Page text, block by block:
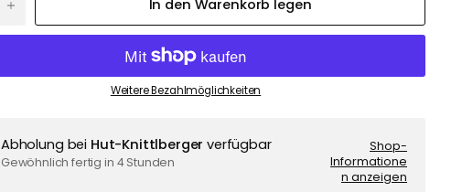
In den Warenkorb legen
Weitere Bezahlmöglichkeiten
Abholung bei Hut-Knittlberger verfügbar
Gewöhnlich fertig in 4 Stunden
Shop-
Informatione
n anzeigen